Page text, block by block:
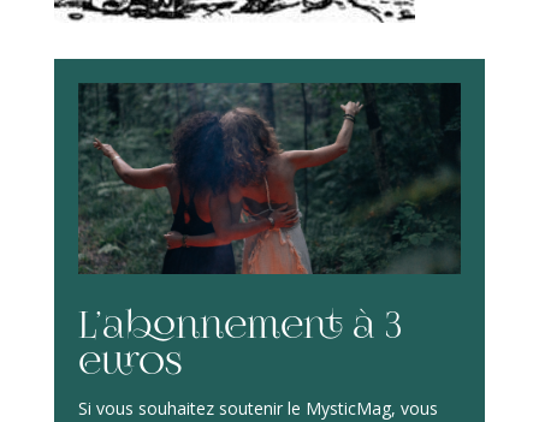
L’abonnement à 3
euros
Si vous souhaitez soutenir le MysticMag, vous